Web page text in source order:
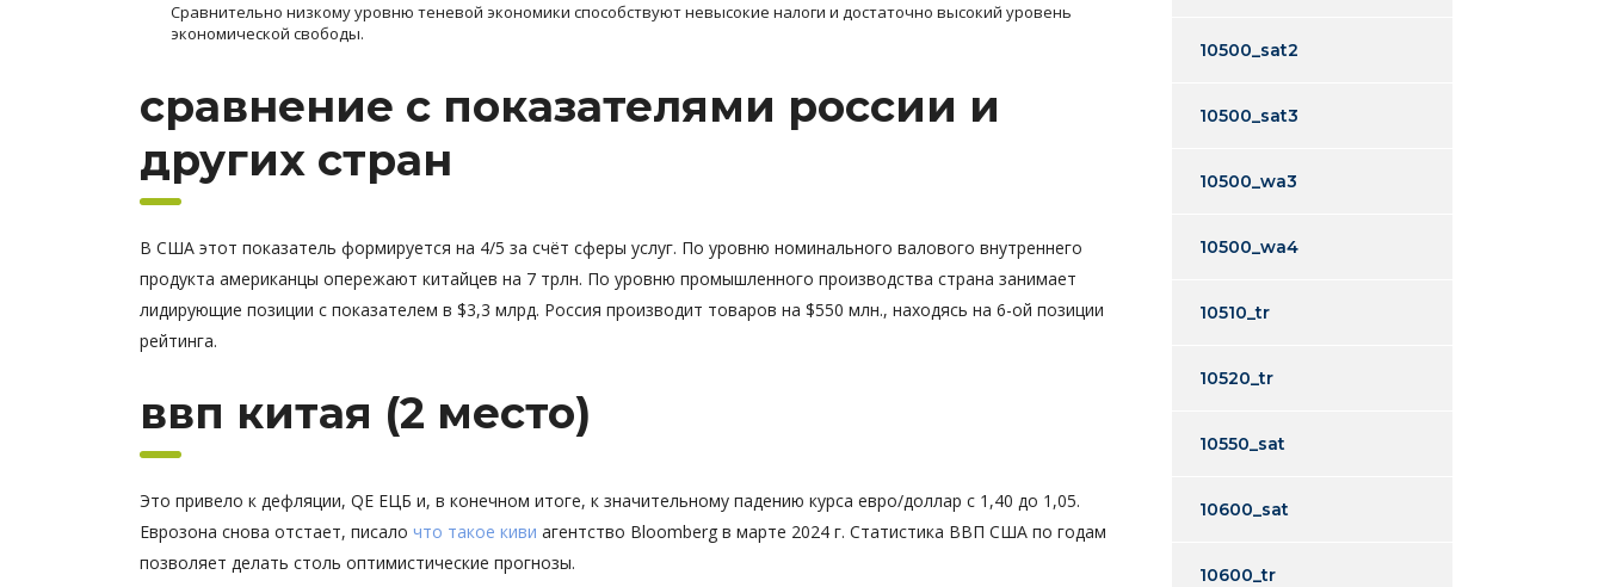
Сравнительно низкому уровню теневой экономики способствуют невысокие налоги и достаточно высокий уровень
экономической свободы.
сравнение с показателями россии и
других стран
В США этот показатель формируется на 4/5 за счёт сферы услуг. По уровню номинального валового внутреннего
продукта американцы опережают китайцев на 7 трлн. По уровню промышленного производства страна занимает
лидирующие позиции с показателем в $3,3 млрд. Россия производит товаров на $550 млн., находясь на 6-ой позиции
рейтинга.
ввп китая (2 место)
Это привело к дефляции, QE ЕЦБ и, в конечном итоге, к значительному падению курса евро/доллар с 1,40 до 1,05.
Еврозона снова отстает, писало что такое киви агентство Bloomberg в марте 2024 г. Статистика ВВП США по годам
позволяет делать столь оптимистические прогнозы.
10500_sat2
10500_sat3
10500_wa3
10500_wa4
10510_tr
10520_tr
10550_sat
10600_sat
10600_tr